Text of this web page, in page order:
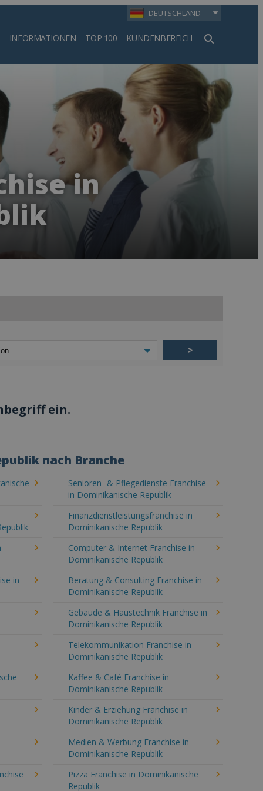
DEUTSCHLAND
INFORMATIONEN TOP 100 KUNDENBEREICH
in
>
ein.
nach Branche
Senioren- & Pflegedienste Franchise
in Dominikanische Republik
Finanzdienstleistungsfranchise in
Dominikanische Republik
Computer & Internet Franchise in
Dominikanische Republik
in
Beratung & Consulting Franchise in
Dominikanische Republik
Gebäude & Haustechnik Franchise in
Dominikanische Republik
Telekommunikation Franchise in
Dominikanische Republik
Kaffee & Café Franchise in
Dominikanische Republik
Kinder & Erziehung Franchise in
Dominikanische Republik
Medien & Werbung Franchise in
Dominikanische Republik
Pizza Franchise in Dominikanische
Republik